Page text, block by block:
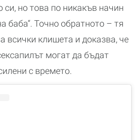
си, но това по никакъв начин
баба“. Точно обратното – тя
всички клишета и доказва, че
могат да бъдат
с времето.